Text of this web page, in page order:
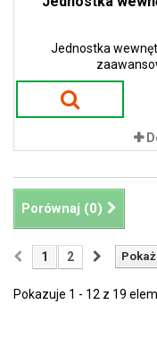
Jednostka
Porównaj (0)
1 2
Pokazuje 1 - 12 z 19